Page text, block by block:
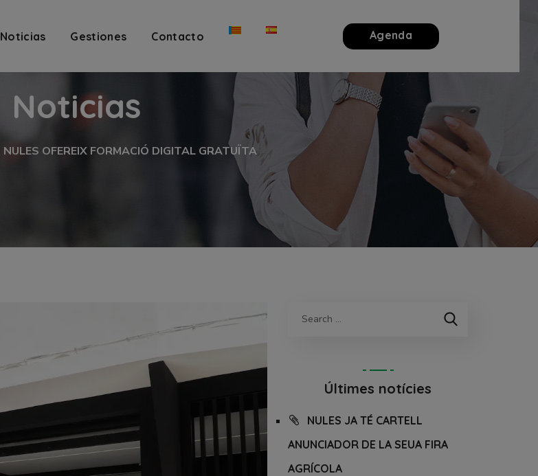
Noticias Gestiones Contacto Agenda
Noticias
NULES OFEREIX FORMACIÓ DIGITAL GRATUÏTA
Últimes notícies
NULES JA TÉ CARTELL
ANUNCIADOR DE LA SEUA FIRA
AGRÍCOLA